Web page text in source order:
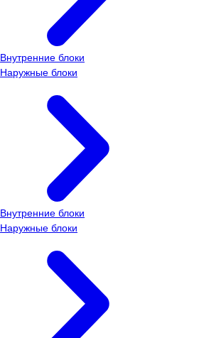
Внутренние блоки
Наружные блоки
Внутренние блоки
Наружные блоки